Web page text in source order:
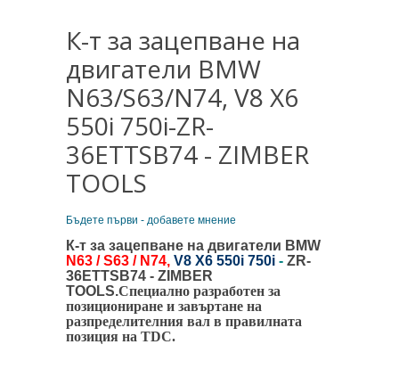
К-т за зацепване на
двигатели BMW
N63/S63/N74, V8 X6
550i 750i-ZR-
36ETTSB74 - ZIMBER
TOOLS
Бъдете първи - добавете мнение
К-т за зацепване на двигатели BMW
N63 / S63 / N74, V8 X6 550i 750i-ZR-
36ETTSB74 - ZIMBER
TOOLS.Специално разработен за
позициониране и завъртане на
разпределителния вал в правилната
позиция на TDC.